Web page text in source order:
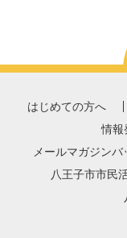
はじめての方へ
情報
メールマガジンバ
八王子市市民